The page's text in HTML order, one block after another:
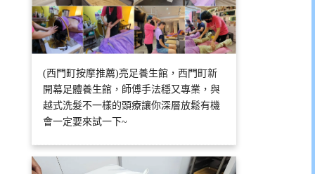
(西門町按摩推薦)亮足養生館，西門町新
開幕足體養生館，師傅手法穩又專業，與
越式洗髮不一樣的頭療讓你深層放鬆有機
會一定要來試一下~